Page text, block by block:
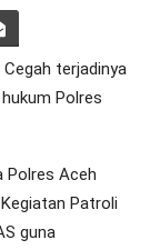
Cegah terjadinya
Polres
Polres Aceh
Patroli
guna